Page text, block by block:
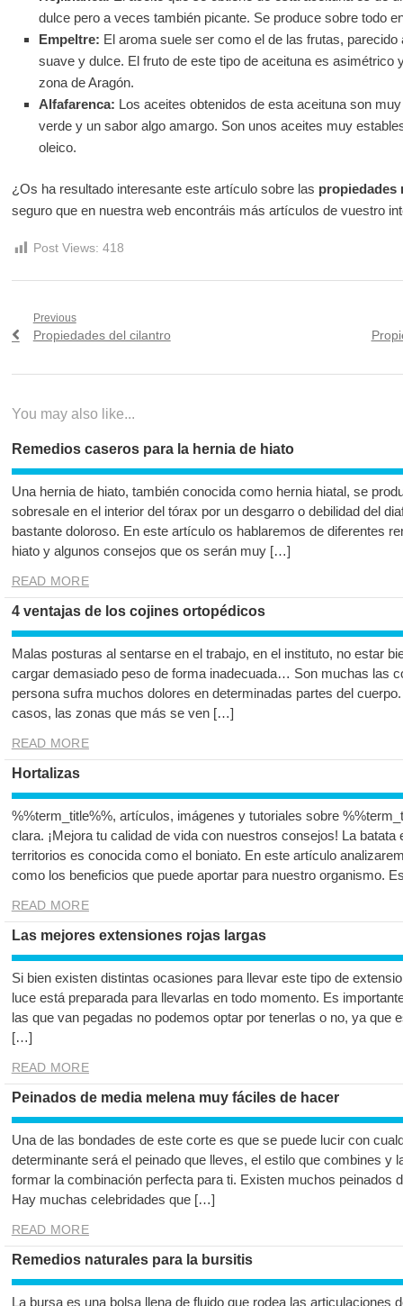
dulce pero a veces también picante. Se produce sobre todo
Empeltre: El aroma suele ser como el de las frutas,
suave y dulce. El fruto de este tipo de aceituna es asimétrico
zona de Aragón.
Alfafarenca: Los aceites obtenidos de esta aceituna son
verde y un sabor algo amargo. Son unos aceites muy
oleico.
¿Os ha resultado interesante este artículo sobre las propiedades
seguro que en nuestra web encontráis más artículos de vuestro
Post Views: 418
Navegación
Previous
Previous
Propiedades del cilantro
Next
You may also like...
Remedios caseros para la hernia de hiato
Una hernia de hiato, también conocida como hernia hiatal, se
sobresale en el interior del tórax por un desgarro o debilidad del
bastante doloroso. En este artículo os hablaremos de diferentes
hiato y algunos consejos que os serán muy […]
READ MORE
4 ventajas de los cojines ortopédicos
Malas posturas al sentarse en el trabajo, en el instituto, no estar
cargar demasiado peso de forma inadecuada… Son muchas las
persona sufra muchos dolores en determinadas partes del
casos, las zonas que más se ven […]
READ MORE
Hortalizas
%%term_title%%, artículos, imágenes y tutoriales sobre
clara. ¡Mejora tu calidad de vida con nuestros consejos! La
territorios es conocida como el boniato. En este artículo
como los beneficios que puede aportar para nuestro organismo.
READ MORE
Las mejores extensiones rojas largas
Si bien existen distintas ocasiones para llevar este tipo de
luce está preparada para llevarlas en todo momento. Es
las que van pegadas no podemos optar por tenerlas o no, ya que
[…]
READ MORE
Peinados de media melena muy fáciles de hacer
Una de las bondades de este corte es que se puede lucir con
determinante será el peinado que lleves, el estilo que combines y
formar la combinación perfecta para ti. Existen muchos peinados
Hay muchas celebridades que […]
READ MORE
Remedios naturales para la bursitis
La bursa es una bolsa llena de fluido que rodea las articulaciones